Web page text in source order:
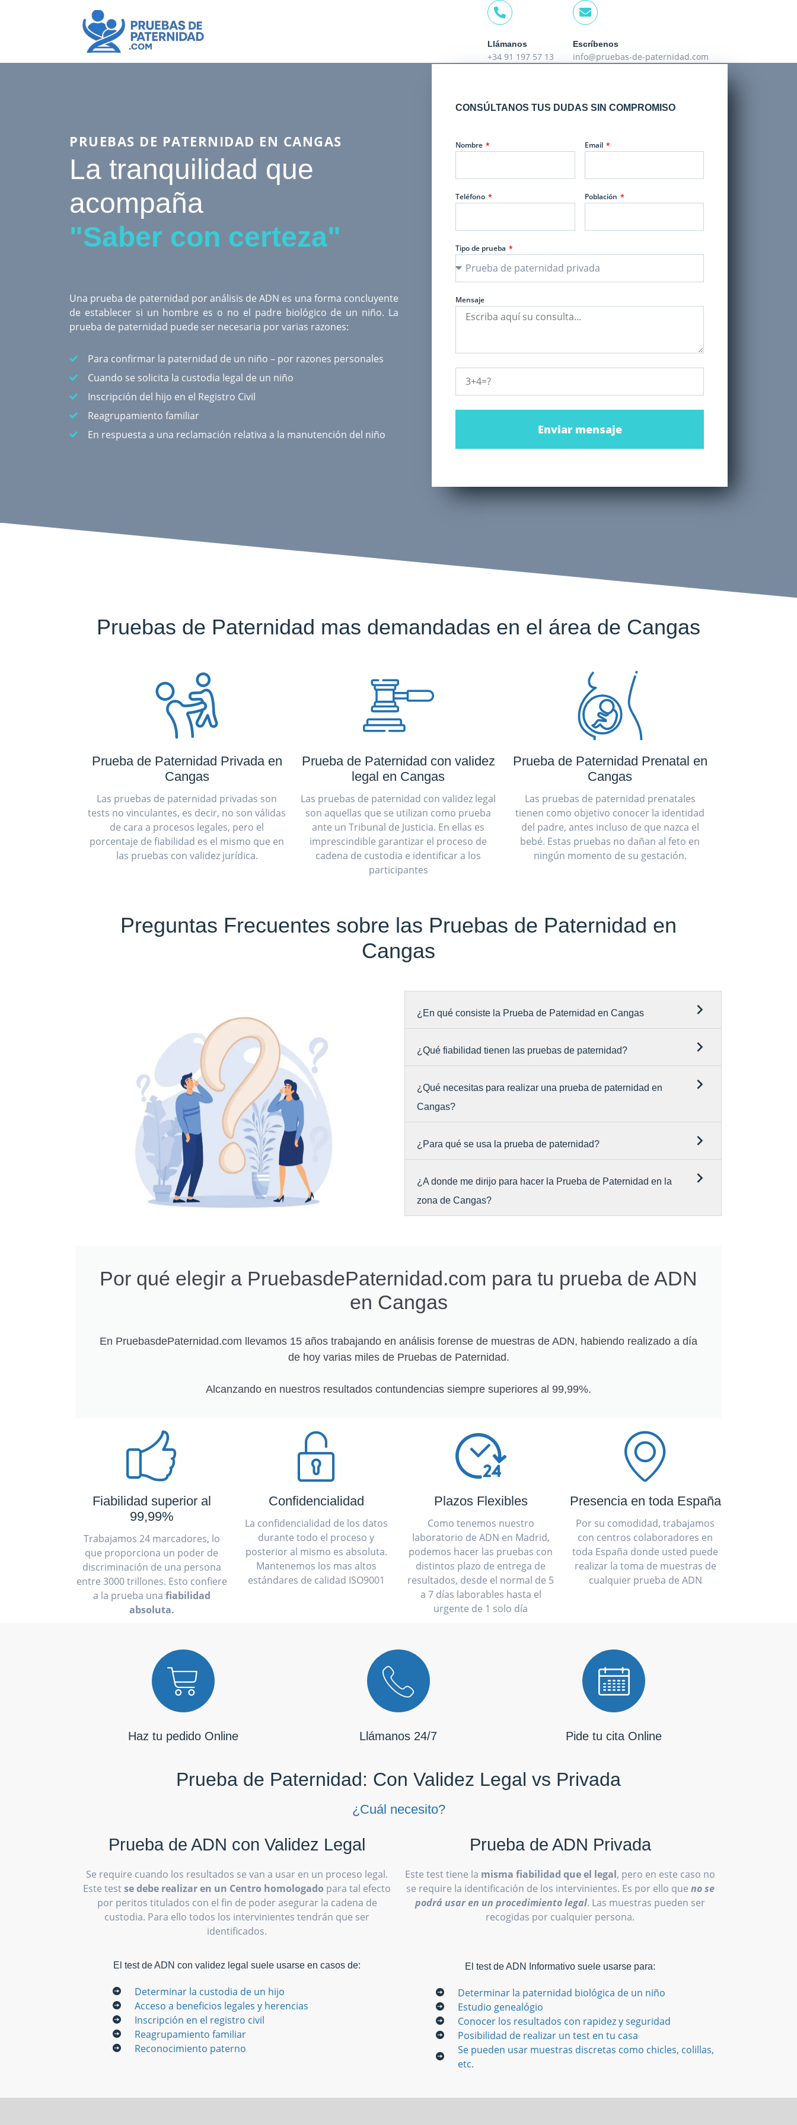
Llámanos
+34 91 197 57 13
Escríbenos
info@pruebas-de-paternidad.com
PRUEBAS DE PATERNIDAD EN CANGAS
La tranquilidad que
acompaña
"Saber con certeza"
Una prueba de paternidad por análisis de ADN es una forma concluyente
de establecer si un hombre es o no el padre biológico de un niño. La
prueba de paternidad puede ser necesaria por varias razones:
Para confirmar la paternidad de un niño – por razones personales
Cuando se solicita la custodia legal de un niño
Inscripción del hijo en el Registro Civil
Reagrupamiento familiar
En respuesta a una reclamación relativa a la manutención del niño
CONSÚLTANOS TUS DUDAS SIN COMPROMISO
Nombre Email
Teléfono Población
Tipo de prueba
Mensaje
Enviar mensaje
Pruebas de Paternidad mas demandadas en el área de Cangas
Prueba de Paternidad Privada en
Cangas
Las pruebas de paternidad privadas son
tests no vinculantes, es decir, no son válidas
de cara a procesos legales, pero el
porcentaje de fiabilidad es el mismo que en
las pruebas con validez jurídica.
Prueba de Paternidad con validez
legal en Cangas
Las pruebas de paternidad con validez legal
son aquellas que se utilizan como prueba
ante un Tribunal de Justicia. En ellas es
imprescindible garantizar el proceso de
cadena de custodia e identificar a los
participantes
Prueba de Paternidad Prenatal en
Cangas
Las pruebas de paternidad prenatales
tienen como objetivo conocer la identidad
del padre, antes incluso de que nazca el
bebé. Estas pruebas no dañan al feto en
ningún momento de su gestación.
Preguntas Frecuentes sobre las Pruebas de Paternidad en
Cangas
¿En qué consiste la Prueba de Paternidad en Cangas
¿Qué fiabilidad tienen las pruebas de paternidad?
¿Qué necesitas para realizar una prueba de paternidad en
Cangas?
¿Para qué se usa la prueba de paternidad?
¿A donde me dirijo para hacer la Prueba de Paternidad en la
zona de Cangas?
Por qué elegir a PruebasdePaternidad.com para tu prueba de ADN
en Cangas
En PruebasdePaternidad.com llevamos 15 años trabajando en análisis forense de muestras de ADN, habiendo realizado a día
de hoy varias miles de Pruebas de Paternidad.
Alcanzando en nuestros resultados contundencias siempre superiores al 99,99%.
Fiabilidad superior al
99,99%
Trabajamos 24 marcadores, lo
que proporciona un poder de
discriminación de una persona
entre 3000 trillones. Esto confiere
a la prueba una fiabilidad
absoluta.
Confidencialidad
La confidencialidad de los datos
durante todo el proceso y
posterior al mismo es absoluta.
Mantenemos los mas altos
estándares de calidad ISO9001
Plazos Flexibles
Como tenemos nuestro
laboratorio de ADN en Madrid,
podemos hacer las pruebas con
distintos plazo de entrega de
resultados, desde el normal de 5
a 7 días laborables hasta el
urgente de 1 solo día
Presencia en toda España
Por su comodidad, trabajamos
con centros colaboradores en
toda España donde usted puede
realizar la toma de muestras de
cualquier prueba de ADN
Haz tu pedido Online Llámanos 24/7 Pide tu cita Online
Prueba de Paternidad: Con Validez Legal vs Privada
¿Cuál necesito?
Prueba de ADN con Validez Legal
Se require cuando los resultados se van a usar en un proceso legal.
Este testse debe realizar en un Centro homologado para tal efecto
por peritos titulados con el fin de poder asegurar la cadena de
custodia. Para ello todos los intervinientes tendrán que ser
identificados.
El test de ADN con validez legal suele usarse en casos de:
Determinar la custodia de un hijo
Acceso a beneficios legales y herencias
Inscripción en el registro civil
Reagrupamiento familiar
Reconocimiento paterno
Prueba de ADN Privada
Este test tiene la misma fiabilidad que el legal, pero en este caso no
se require la identificación de los intervinientes. Es por ello que no se
podrá usar en un procedimiento legal. Las muestras pueden ser
recogidas por cualquier persona.
El test de ADN Informativo suele usarse para:
Determinar la paternidad biológica de un niño
Estudio genealógio
Conocer los resultados con rapidez y seguridad
Posibilidad de realizar un test en tu casa
Se pueden usar muestras discretas como chicles, colillas,
etc.